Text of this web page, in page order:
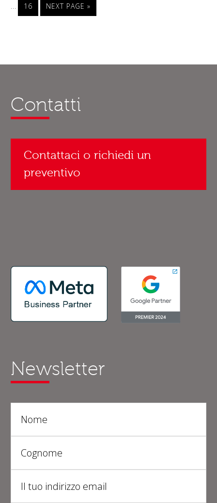
… 16 NEXT PAGE »
Contatti
Contattaci o richiedi un
preventivo
Newsletter